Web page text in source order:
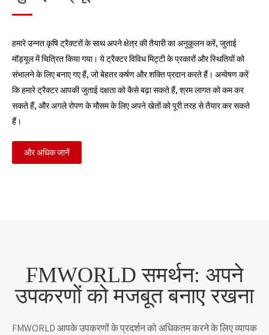
हमारे उन्नत कृषि ट्रैक्टरों के साथ अपने क्षेत्र की तैयारी का अनुकूलन करें, जुताई
मॉड्यूल में चित्रित किया गया। ये ट्रैक्टर विविध मिट्टी के प्रकारों और स्थितियों को
संभालने के लिए बनाए गए हैं, जो बेहतर कर्षण और शक्ति प्रदान करते हैं। अन्वेषण करें
कि हमारे ट्रैक्टर आपकी जुताई दक्षता को कैसे बढ़ा सकते हैं, श्रम लागत को कम कर
सकते हैं, और अगले रोपण के मौसम के लिए अपने खेतों को पूरी तरह से तैयार कर सकते
हैं।
और अधिक जानें
FMWORLD समर्थन: अपने
उपकरणों को मजबूत बनाए रखना
FMWORLD आपके उपकरणों के प्रदर्शन को अधिकतम करने के लिए व्यापक